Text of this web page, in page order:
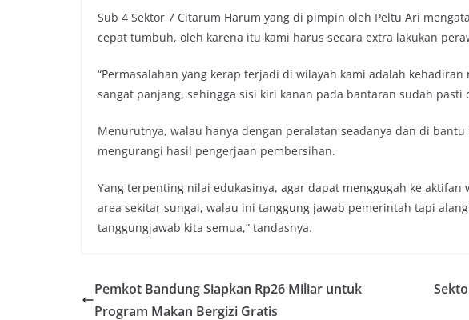
k
p
Sub 4 Sektor 7 Citarum Harum yang di pimpin oleh Peltu Ari
cepat tumbuh, oleh karena itu kami harus secara extra lakukan
“Permasalahan yang kerap terjadi di wilayah kami adalah
sangat panjang, sehingga sisi kiri kanan pada bantaran sudah
Menurutnya, walau hanya dengan peralatan seadanya dan di
mengurangi hasil pengerjaan pembersihan.
Yang terpenting nilai edukasinya, agar dapat menggugah ke aktifan
area sekitar sungai, walau ini tanggung jawab pemerintah tapi
tanggungjawab kita semua,” tandasnya.
Pemkot Bandung Siapkan Rp26 Miliar untuk
Program Makan Bergizi Gratis